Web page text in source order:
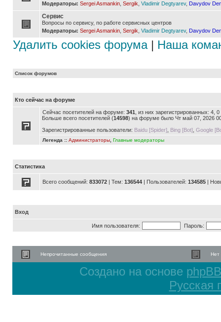
Модераторы: Sergei Asmankin Sergik Vladimir Degtyarev, Davydov
Сервис
Вопросы по сервису, по работе сервисных центров
Модераторы: Sergei Asmankin Sergik Vladimir Degtyarev, Davydov
Удалить cookies форума| Наша
Список форумов
Кто сейчас на форуме
Сейчас посетителей на форуме: 341 , из них зарегистрированных: 4,
Больше всего посетителей (14598) на форуме было Чт май 07, 2026
Зарегистрированные пользователи: Baidu [Spider] Bing [Bot] Google
Легенда :: Администраторы Главные модераторы
Статистика
Всего сообщений: 833072 | Тем: 136544 | Пользователей: 134585 |
Вход
Имя пользователя: Пароль:
Непрочитанные сообщения Нет
Создано на основе phpBB
Русская